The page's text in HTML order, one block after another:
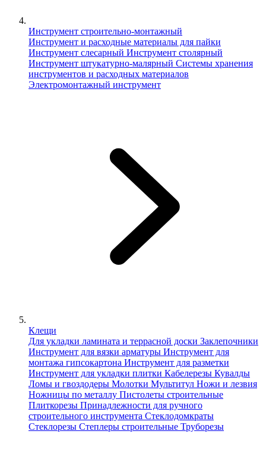
Инструмент строительно-монтажный
Инструмент и расходные материалы для пайки
Инструмент слесарный Инструмент столярный
Инструмент штукатурно-малярный Сиcтемы хранения
инструментов и расходных материалов
Электромонтажный инструмент
Клещи
Для укладки ламината и террасной доски Заклепочники
Инструмент для вязки арматуры Инструмент для
монтажа гипсокартона Инструмент для разметки
Инструмент для укладки плитки Кабелерезы Кувалды
Ломы и гвоздодеры Молотки Мультитул Ножи и лезвия
Ножницы по металлу Пистолеты строительные
Плиткорезы Принадлежности для ручного
строительного инструмента Стеклодомкраты
Стеклорезы Степлеры строительные Труборезы